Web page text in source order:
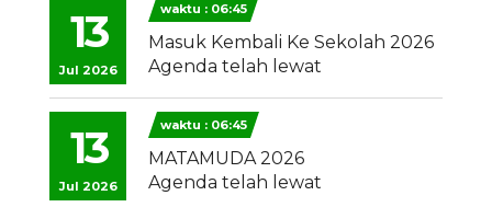
13
Jul 2026
waktu : 06:45
Masuk Kembali Ke Sekolah 2026
Agenda telah lewat
13
Jul 2026
waktu : 06:45
MATAMUDA 2026
Agenda telah lewat